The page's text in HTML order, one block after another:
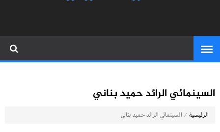
السينمائي الرائد حميد بناني
الرئيسية ⁄ السينمائي الرائد حميد بناني